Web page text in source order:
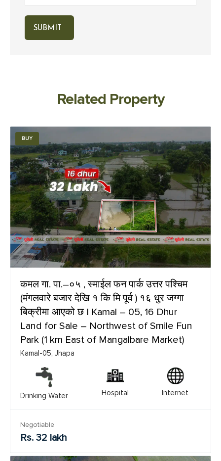
Related Property
BUY
कमल गा. पा.–०५ , स्माईल फन पार्क उत्तर पश्चिम
(मंगलवारे बजार देखि १ कि मि पूर्व ) १६ धुर जग्गा
बिक्रीमा आएको छ | Kamal – 05, 16 Dhur
Land for Sale – Northwest of Smile Fun
Park (1 km East of Mangalbare Market)
Kamal-05, Jhapa
Drinking Water Hospital Internet
Negotiable
Rs. 32 lakh